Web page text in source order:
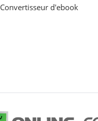
Convertisseur d'ebook